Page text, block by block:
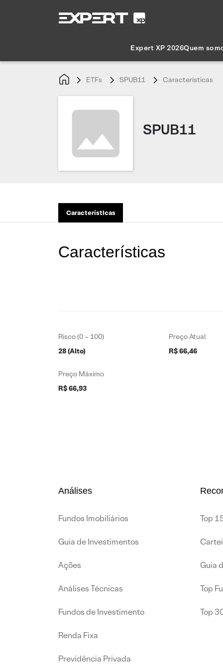
Expert XP 2026Quem
ETFs SPUB11 Características
SPUB11
Características
Características
Risco (0 – 100)
28 (Alto)
Preço Atual
R$ 66,46
Preço Máximo
R$ 66,93
Análises
Fundos Imobiliários
Guia de Investimentos
Ações
Análises Técnicas
Fundos de Investimento
Renda Fixa
Previdência Privada
Top
Guia
Top
Top